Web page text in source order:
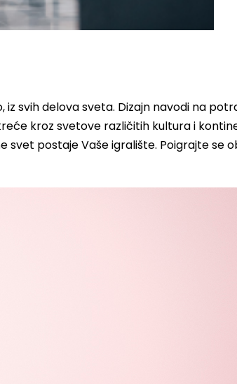
svih delova sveta. Dizajn navodi na
kroz svetove različitih kultura i
svet postaje Vaše igralište. Poigrajte se